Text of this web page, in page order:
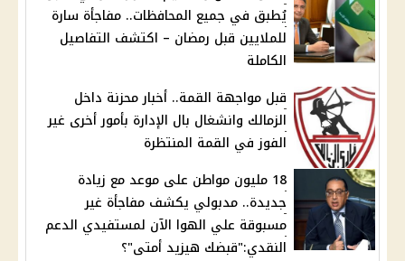
يُطبق في جميع المحافظات.. مفاجأة سارة
للملايين قبل رمضان – اكتشف التفاصيل
الكاملة
قبل مواجهة القمة.. أخبار محزنة داخل
الزمالك وانشغال بال الإدارة بأمور أخرى غير
الفوز في القمة المنتظرة
18 مليون مواطن على موعد مع زيادة
جديدة.. مدبولي يكشف مفاجأة غير
مسبوقة علي الهوا الآن لمستفيدي الدعم
النقدي:"قبضك هيزيد أمتى"؟